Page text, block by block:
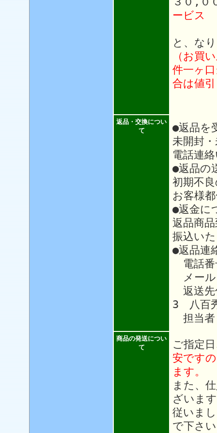
ービス
と、な
（お買
件一ヶ
合は値
返品・交換につい
て
●返品を
未開封
電話連
●返品の
初期不
お客様
●返金に
返品商
振込い
●返品連
電話番
メー
返送先
3 八百
担当
商品の発送につい
て
ご指定
安です
ます。
また、
ざいま
従いま
で下さ